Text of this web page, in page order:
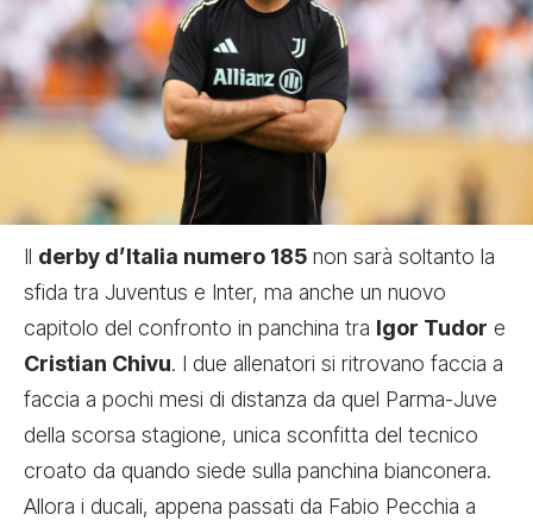
Il derby d’Italia numero 185 non sarà soltanto la
sfida tra Juventus e Inter, ma anche un nuovo
capitolo del confronto in panchina tra Igor Tudor e
Cristian Chivu. I due allenatori si ritrovano faccia a
faccia a pochi mesi di distanza da quel Parma-Juve
della scorsa stagione, unica sconfitta del tecnico
croato da quando siede sulla panchina bianconera.
Allora i ducali, appena passati da Fabio Pecchia a